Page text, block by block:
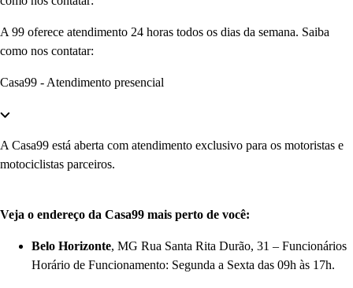
A 99 oferece atendimento 24 horas todos os dias da semana. Saiba
como nos contatar:
Casa99 - Atendimento presencial
A Casa99 está aberta com atendimento exclusivo para os motoristas e
motociclistas parceiros.
Veja o endereço da Casa99 mais perto de você:
Belo Horizonte, MG Rua Santa Rita Durão, 31 – Funcionários
Horário de Funcionamento: Segunda a Sexta das 09h às 17h.